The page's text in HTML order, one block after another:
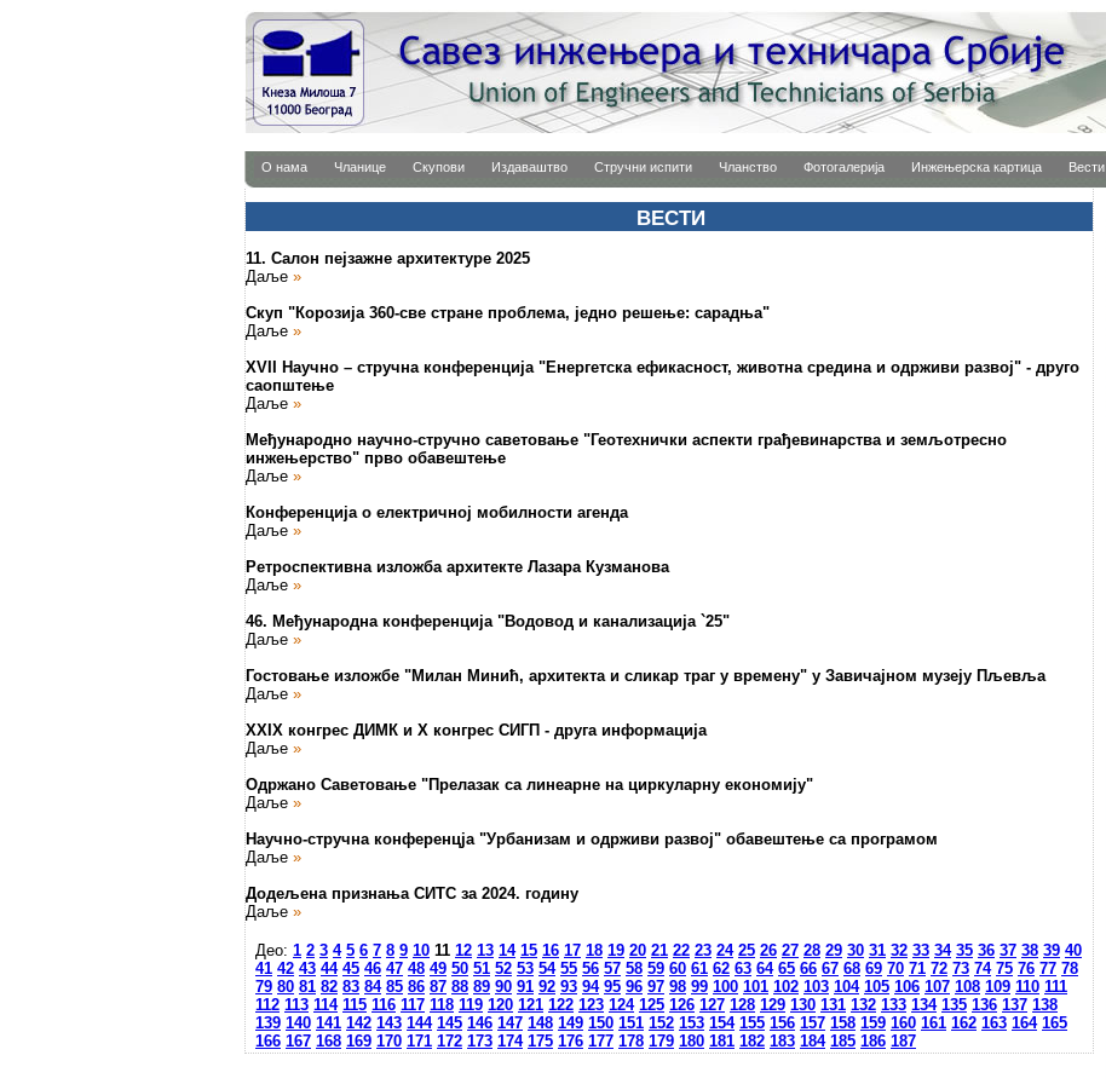
О нама Чланице Скупови Издаваштво Стручни испити Чланство Фотогалерија Инжењерска картица Вести
ВЕСТИ
11. Салон пејзажне архитектуре 2025
Даље »
Скуп "Корозија 360-све стране проблема, једно решење: сарадња"
Даље »
XVII Научно – стручна конференција "Енергетска ефикасност, животна средина и одрживи развој" - друго
саопштење
Даље »
Међународно научно-стручно саветовање "Геотехнички аспекти грађевинарства и земљотресно
инжењерство" прво обавештење
Даље »
Конференција о електричној мобилности агенда
Даље »
Ретроспективна изложба архитекте Лазара Кузманова
Даље »
46. Међународна конференција "Водовод и канализација `25"
Даље »
Гостовање изложбе "Милан Минић, архитекта и сликар траг у времену" у Завичајном музеју Пљевља
Даље »
XXIX конгрес ДИМК и X конгрес СИГП - друга информација
Даље »
Одржано Саветовање "Прелазак са линеарне на циркуларну економију"
Даље »
Научно-стручна конференцја "Урбанизам и одрживи развој" обавештење са програмом
Даље »
Додељена признања СИТС за 2024. годину
Даље »
Део: 1 2 3 4 5 6 7 8 9 10 11 12 13 14 15 16 17 18 19 20 21 22 23 24 25 26 27 28 29 30 31 32 33 34 35 36 37 38 39 40
41 42 43 44 45 46 47 48 49 50 51 52 53 54 55 56 57 58 59 60 61 62 63 64 65 66 67 68 69 70 71 72 73 74 75 76 77 78
79 80 81 82 83 84 85 86 87 88 89 90 91 92 93 94 95 96 97 98 99 100 101 102 103 104 105 106 107 108 109 110 111
112 113 114 115 116 117 118 119 120 121 122 123 124 125 126 127 128 129 130 131 132 133 134 135 136 137 138
139 140 141 142 143 144 145 146 147 148 149 150 151 152 153 154 155 156 157 158 159 160 161 162 163 164 165
166 167 168 169 170 171 172 173 174 175 176 177 178 179 180 181 182 183 184 185 186 187